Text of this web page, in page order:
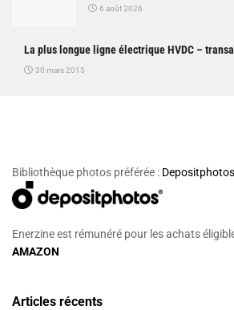
6 août 2026
La plus longue ligne électrique HVDC –
30 mars 2015
Bibliothèque photos préférée :
Enerzine est rémunéré pour les achats
AMAZON
Articles récents